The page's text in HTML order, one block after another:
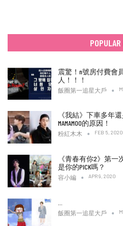
POPULAR
震驚！n號房付費會
人！！！
飯圈第一追星大戶
《我結》下車多年
MAMAMOO的原因！
粉紅木木 FEB 5, 2020
《青春有你2》第一
是你的PICK嗎？
容小編 APR 9, 2020
飯圈第一追星大戶